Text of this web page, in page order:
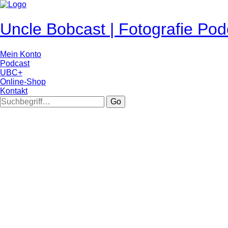
Uncle Bobcast | Fotografie
Mein Konto
Podcast
UBC+
Online-Shop
Kontakt
Go